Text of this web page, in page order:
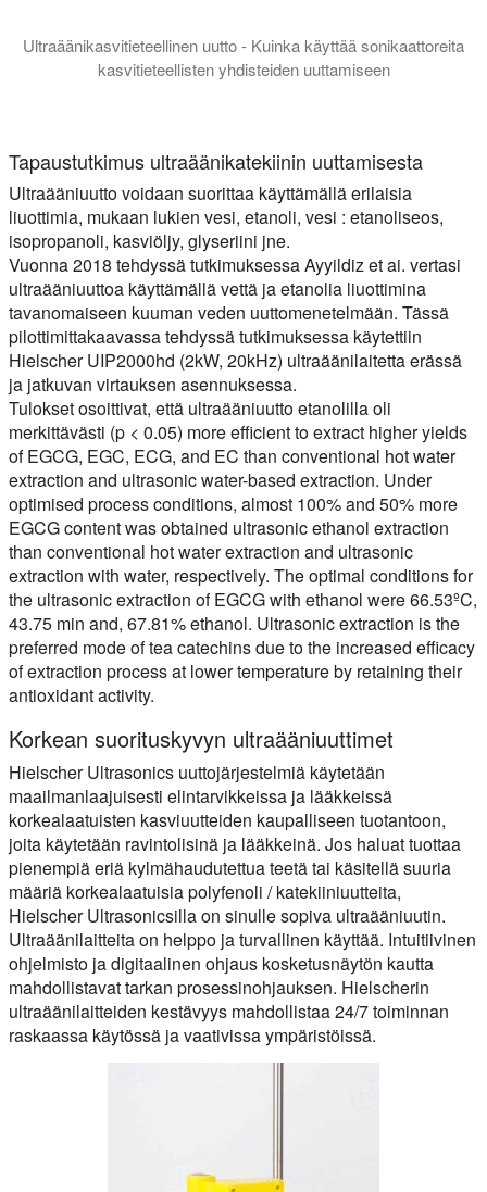
Ultraäänikasvitieteellinen uutto - Kuinka käyttää sonikaattoreita
kasvitieteellisten yhdisteiden uuttamiseen
Tapaustutkimus ultraäänikatekiinin uuttamisesta
Ultraääniuutto voidaan suorittaa käyttämällä erilaisia
liuottimia, mukaan lukien vesi, etanoli, vesi : etanoliseos,
isopropanoli, kasviöljy, glyseriini jne.
Vuonna 2018 tehdyssä tutkimuksessa Ayyildiz et ai. vertasi
ultraääniuuttoa käyttämällä vettä ja etanolia liuottimina
tavanomaiseen kuuman veden uuttomenetelmään. Tässä
pilottimittakaavassa tehdyssä tutkimuksessa käytettiin
Hielscher UIP2000hd (2kW, 20kHz) ultraäänilaitetta erässä
ja jatkuvan virtauksen asennuksessa.
Tulokset osoittivat, että ultraääniuutto etanolilla oli
merkittävästi (p < 0.05) more efficient to extract higher yields
of EGCG, EGC, ECG, and EC than conventional hot water
extraction and ultrasonic water-based extraction. Under
optimised process conditions, almost 100% and 50% more
EGCG content was obtained ultrasonic ethanol extraction
than conventional hot water extraction and ultrasonic
extraction with water, respectively. The optimal conditions for
the ultrasonic extraction of EGCG with ethanol were 66.53ºC,
43.75 min and, 67.81% ethanol. Ultrasonic extraction is the
preferred mode of tea catechins due to the increased efficacy
of extraction process at lower temperature by retaining their
antioxidant activity.
Korkean suorituskyvyn ultraääniuuttimet
Hielscher Ultrasonics uuttojärjestelmiä käytetään
maailmanlaajuisesti elintarvikkeissa ja lääkkeissä
korkealaatuisten kasviuutteiden kaupalliseen tuotantoon,
joita käytetään ravintolisinä ja lääkkeinä. Jos haluat tuottaa
pienempiä eriä kylmähaudutettua teetä tai käsitellä suuria
määriä korkealaatuisia polyfenoli / katekiiniuutteita,
Hielscher Ultrasonicsilla on sinulle sopiva ultraääniuutin.
Ultraäänilaitteita on helppo ja turvallinen käyttää. Intuitiivinen
ohjelmisto ja digitaalinen ohjaus kosketusnäytön kautta
mahdollistavat tarkan prosessinohjauksen. Hielscherin
ultraäänilaitteiden kestävyys mahdollistaa 24/7 toiminnan
raskaassa käytössä ja vaativissa ympäristöissä.